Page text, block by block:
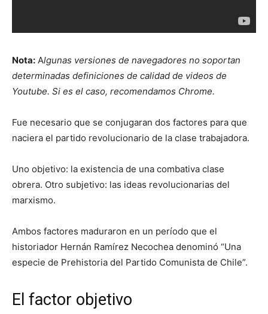
Nota: Algunas versiones de navegadores no soportan
determinadas definiciones de calidad de videos de
Youtube. Si es el caso, recomendamos Chrome.
Fue necesario que se conjugaran dos factores para que
naciera el partido revolucionario de la clase trabajadora.
Uno objetivo: la existencia de una combativa clase
obrera. Otro subjetivo: las ideas revolucionarias del
marxismo.
Ambos factores maduraron en un período que el
historiador Hernán Ramírez Necochea denominó “Una
especie de Prehistoria del Partido Comunista de Chile”.
El factor objetivo